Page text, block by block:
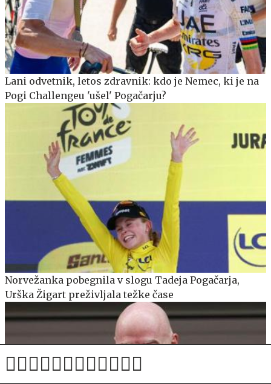
Lani odvetnik, letos zdravnik: kdo je Nemec, ki je na
Pogi Challengeu 'ušel' Pogačarju?
Norvežanka pobegnila v slogu Tadeja Pogačarja,
Urška Žigart preživljala težke čase